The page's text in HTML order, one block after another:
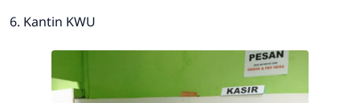
6. Kantin KWU